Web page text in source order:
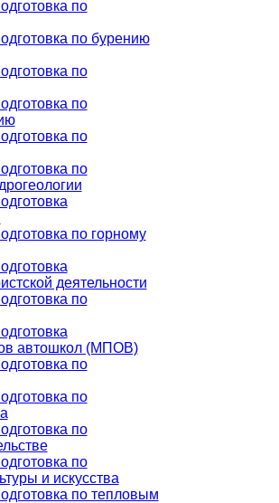
по
по бурению
по
по
по
по
по горному
деятельности
по
автошкол (МПОВ)
по
по
по
по
и искусства
по тепловым